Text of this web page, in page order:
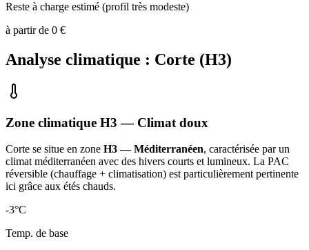
Reste à charge estimé (profil très modeste)
à partir de 0 €
Analyse climatique : Corte (H3)
Zone climatique H3 — Climat doux
Corte se situe en zone H3 — Méditerranéen, caractérisée par un
climat méditerranéen avec des hivers courts et lumineux. La PAC
réversible (chauffage + climatisation) est particulièrement pertinente
ici grâce aux étés chauds.
-3°C
Temp. de base